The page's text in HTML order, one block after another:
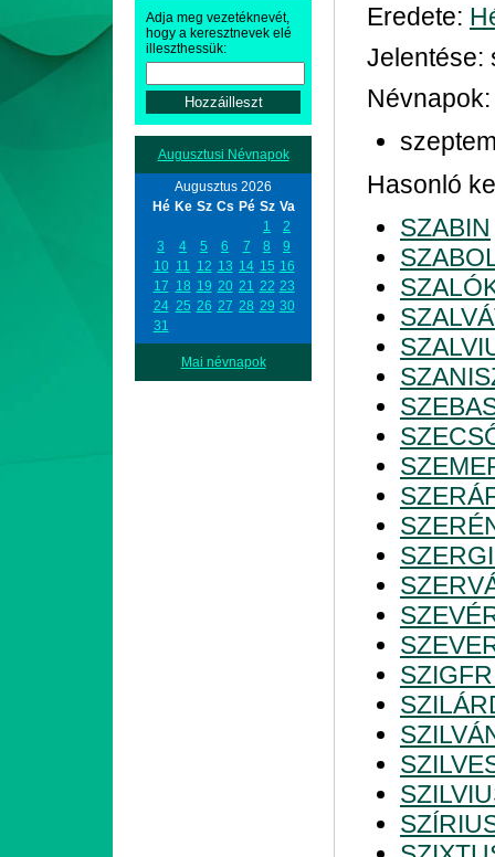
Adja meg vezetéknevét,
hogy a keresztnevek elé
illeszthessük:
Augusztusi Névnapok
Augusztus 2026
Hé Ke Sz Cs Pé Sz Va
1
2
3
4 5 6 7 8
9
10 11 12 13 14 15 16
17 18 19 20 21 22 23
24 25 26 27 28 29 30
31
Mai névnapok
Eredete:
Jelentése:
Névnapok:
Hasonló
SZABIN